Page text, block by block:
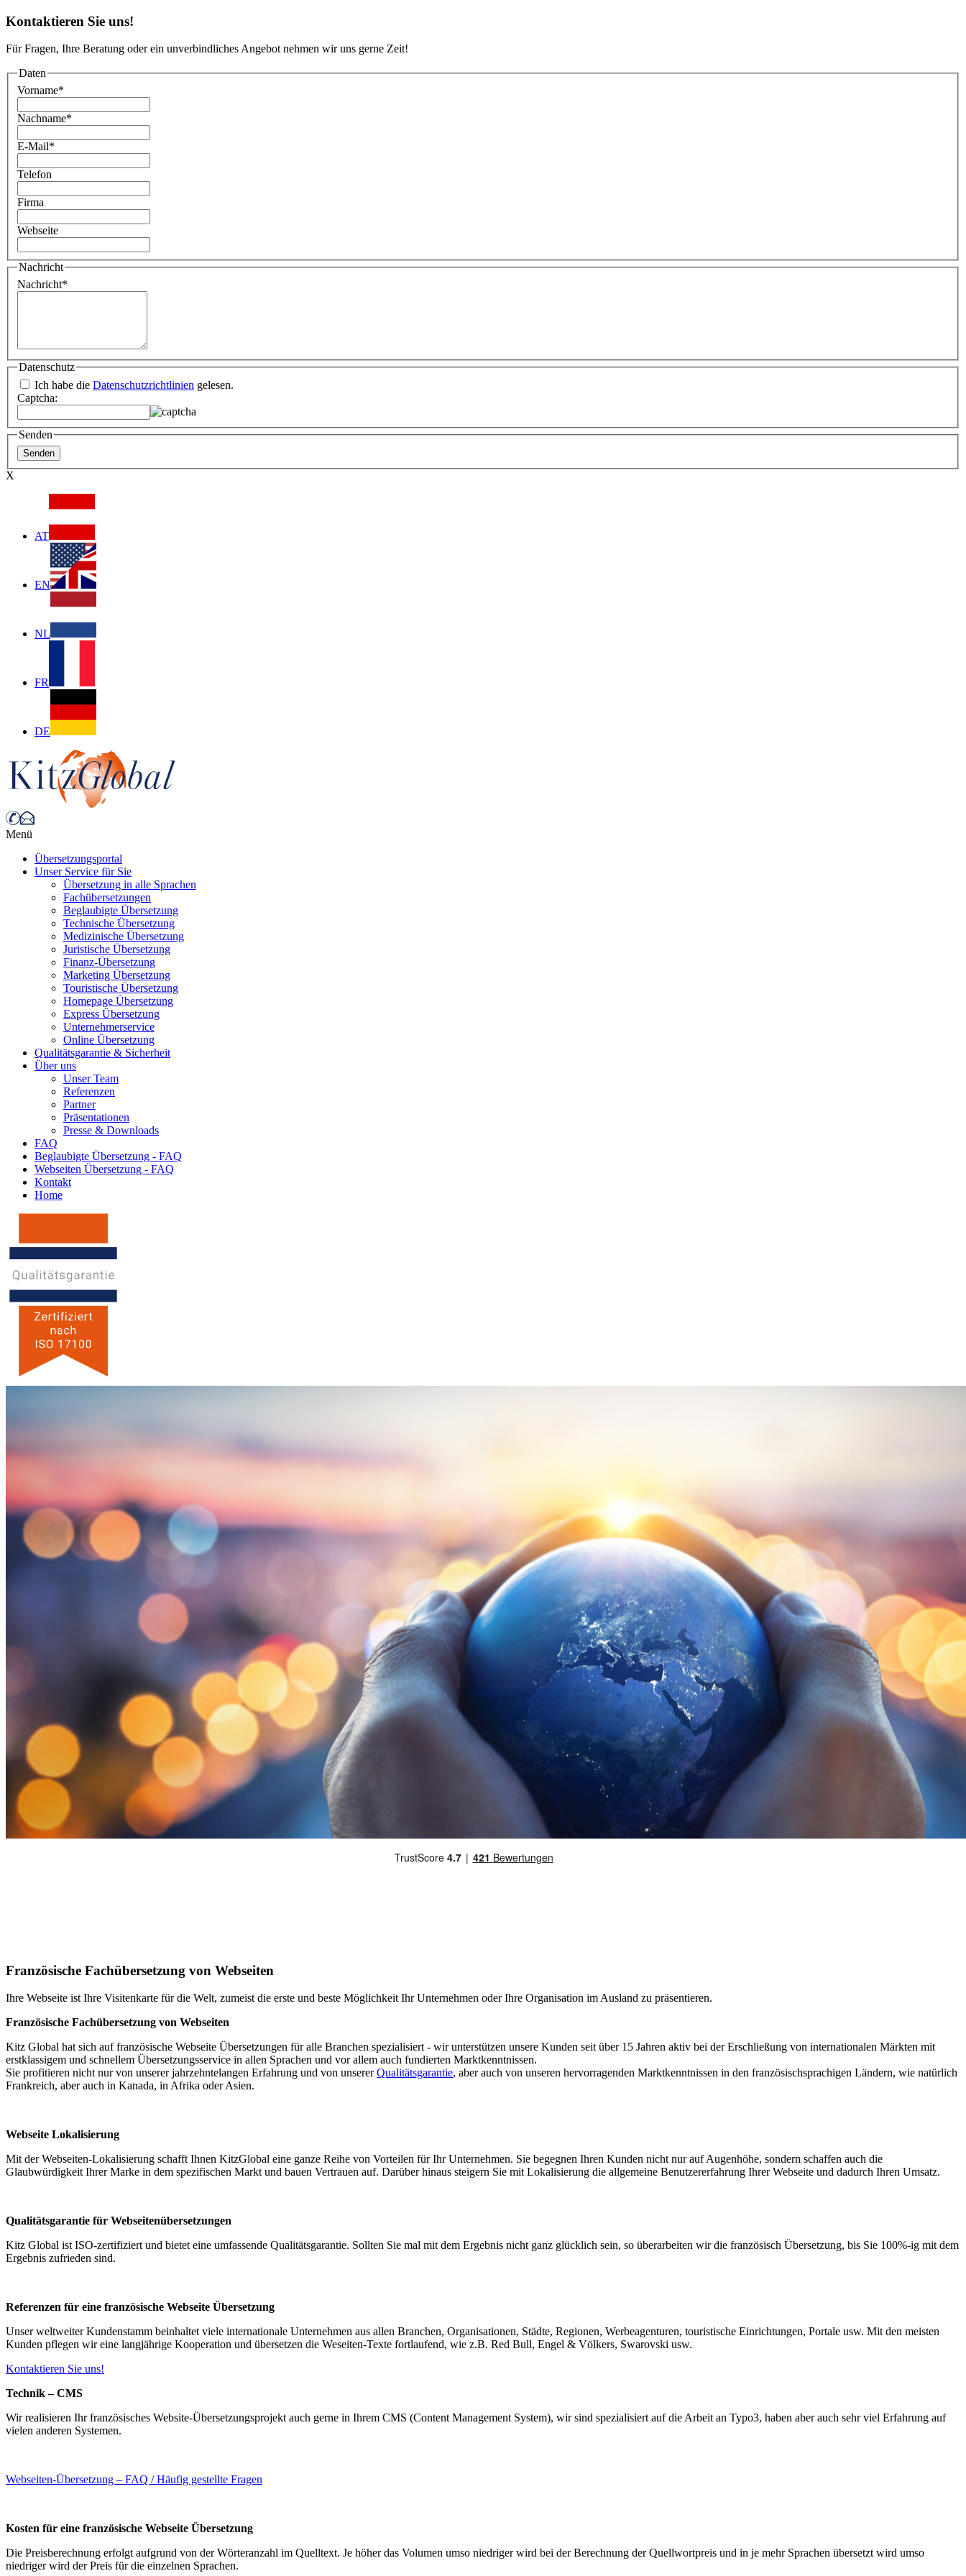
Kontaktieren Sie uns!
Für Fragen, Ihre Beratung oder ein unverbindliches Angebot nehmen wir uns gerne Zeit!
Daten
Vorname*
Nachname*
E-Mail*
Telefon
Firma
Webseite
Nachricht
Nachricht*
Datenschutz
Ich habe die Datenschutzrichtlinien gelesen.
Captcha:
Senden
X
AT
EN
NL
FR
DE
Menü
Übersetzungsportal
Unser Service für Sie
Übersetzung in alle Sprachen
Fachübersetzungen
Beglaubigte Übersetzung
Technische Übersetzung
Medizinische Übersetzung
Juristische Übersetzung
Finanz-Übersetzung
Marketing Übersetzung
Touristische Übersetzung
Homepage Übersetzung
Express Übersetzung
Unternehmerservice
Online Übersetzung
Qualitätsgarantie & Sicherheit
Über uns
Unser Team
Referenzen
Partner
Präsentationen
Presse & Downloads
FAQ
Beglaubigte Übersetzung - FAQ
Webseiten Übersetzung - FAQ
Kontakt
Home
Französische Fachübersetzung von Webseiten
Ihre Webseite ist Ihre Visitenkarte für die Welt, zumeist die erste und beste Möglichkeit Ihr Unternehmen oder Ihre Organisation im Ausland zu präsentieren.
Französische Fachübersetzung von Webseiten
Kitz Global hat sich auf französische Webseite Übersetzungen für alle Branchen spezialisiert - wir unterstützen unsere Kunden seit über 15 Jahren aktiv bei der Erschließung von internationalen Märkten mit
erstklassigem und schnellem Übersetzungsservice in allen Sprachen und vor allem auch fundierten Marktkenntnissen.
Sie profitieren nicht nur von unserer jahrzehntelangen Erfahrung und von unsererQualitätsgarantie, aber auch von unseren hervorragenden Marktkenntnissen in den französischsprachigen Ländern, wie natürlich
Frankreich, aber auch in Kanada, in Afrika oder Asien.
Webseite Lokalisierung
Mit der Webseiten-Lokalisierung schafft Ihnen KitzGlobal eine ganze Reihe von Vorteilen für Ihr Unternehmen. Sie begegnen Ihren Kunden nicht nur auf Augenhöhe, sondern schaffen auch die
Glaubwürdigkeit Ihrer Marke in dem spezifischen Markt und bauen Vertrauen auf. Darüber hinaus steigern Sie mit Lokalisierung die allgemeine Benutzererfahrung Ihrer Webseite und dadurch Ihren Umsatz.
Qualitätsgarantie für Webseitenübersetzungen
Kitz Global ist ISO-zertifiziert und bietet eine umfassende Qualitätsgarantie. Sollten Sie mal mit dem Ergebnis nicht ganz glücklich sein, so überarbeiten wir die französisch Übersetzung, bis Sie 100%-ig mit dem
Ergebnis zufrieden sind.
Referenzen für eine französische Webseite Übersetzung
Unser weltweiter Kundenstamm beinhaltet viele internationale Unternehmen aus allen Branchen, Organisationen, Städte, Regionen, Werbeagenturen, touristische Einrichtungen, Portale usw. Mit den meisten
Kunden pflegen wir eine langjährige Kooperation und übersetzen die Weseiten-Texte fortlaufend, wie z.B. Red Bull, Engel & Völkers, Swarovski usw.
Kontaktieren Sie uns!
Technik – CMS
Wir realisieren Ihr französisches Website-Übersetzungsprojekt auch gerne in Ihrem CMS (Content Management System), wir sind spezialisiert auf die Arbeit an Typo3, haben aber auch sehr viel Erfahrung auf
vielen anderen Systemen.
Webseiten-Übersetzung – FAQ / Häufig gestellte Fragen
Kosten für eine französische Webseite Übersetzung
Die Preisberechnung erfolgt aufgrund von der Wörteranzahl im Quelltext. Je höher das Volumen umso niedriger wird bei der Berechnung der Quellwortpreis und in je mehr Sprachen übersetzt wird umso
niedriger wird der Preis für die einzelnen Sprachen.